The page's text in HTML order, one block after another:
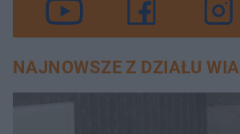
NAJNOWSZE Z DZIAŁU